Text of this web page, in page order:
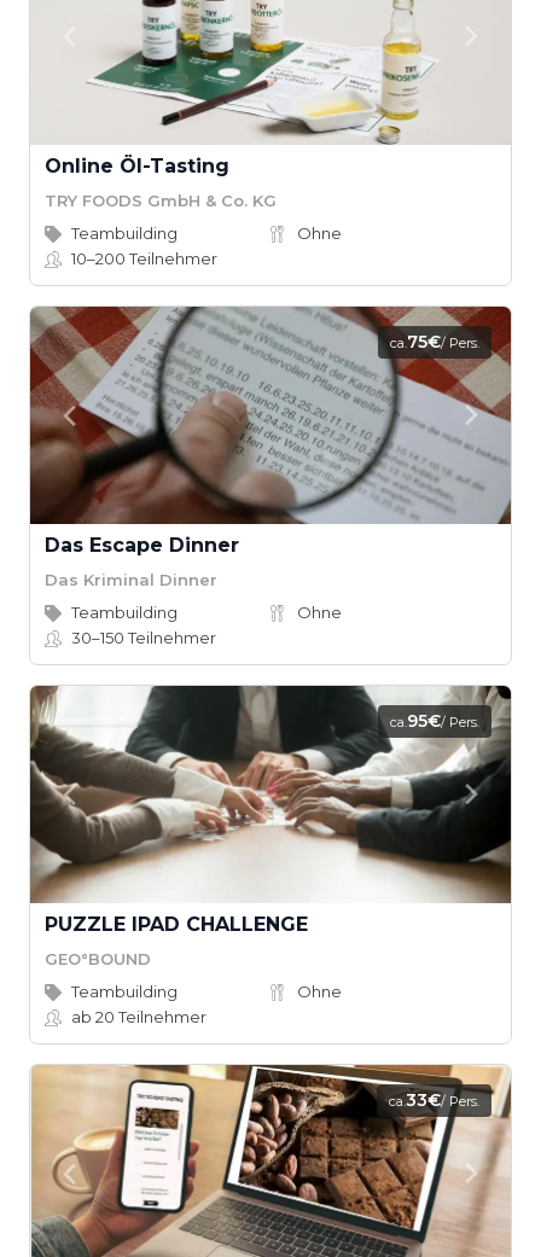
Online Öl-Tasting
TRY FOODS GmbH & Co. KG
Teambuilding
Ohne
10–200Teilnehmer
ca.75€/ Pers.
Das Escape Dinner
Das Kriminal Dinner
Teambuilding
Ohne
30–150Teilnehmer
ca.95€/ Pers.
PUZZLE IPAD CHALLENGE
GEO°BOUND
Teambuilding
Ohne
ab 20Teilnehmer
ca.33€/ Pers.